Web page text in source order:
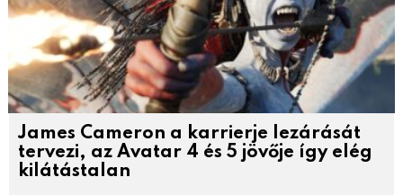
James Cameron a karrierje lezárását
tervezi, az Avatar 4 és 5 jövője így elég
kilátástalan